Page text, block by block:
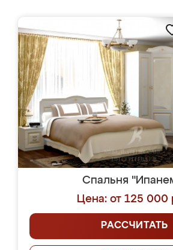
Спальня
Цена: от 125 000
РАССЧИТАТЬ